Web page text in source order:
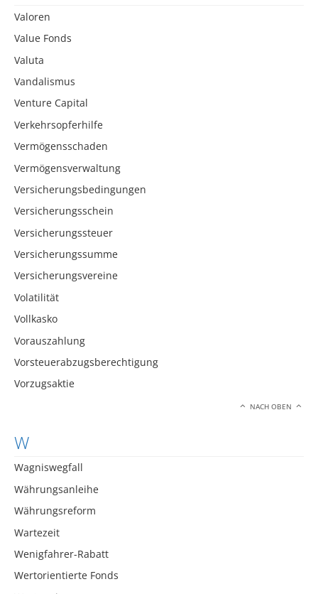
Valoren
Value Fonds
Valuta
Vandalismus
Venture Capital
Verkehrsopferhilfe
Vermögensschaden
Vermögensverwaltung
Versicherungsbedingungen
Versicherungsschein
Versicherungssteuer
Versicherungssumme
Versicherungsvereine
Volatilität
Vollkasko
Vorauszahlung
Vorsteuerabzugsberechtigung
Vorzugsaktie
NACH OBEN
W
Wagniswegfall
Währungsanleihe
Währungsreform
Wartezeit
Wenigfahrer-Rabatt
Wertorientierte Fonds